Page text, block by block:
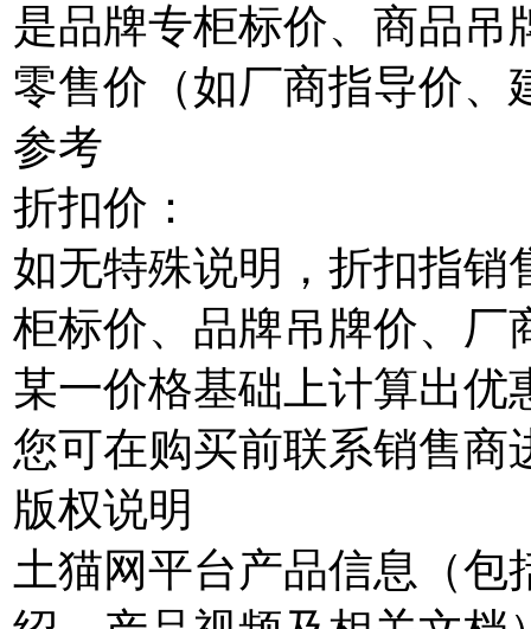
是品牌专柜标价、商品吊
零售价（如厂商指导价、
参考
折扣价：
如无特殊说明，折扣指销
柜标价、品牌吊牌价、厂
某一价格基础上计算出优
您可在购买前联系销售商
版权说明
土猫网平台产品信息（